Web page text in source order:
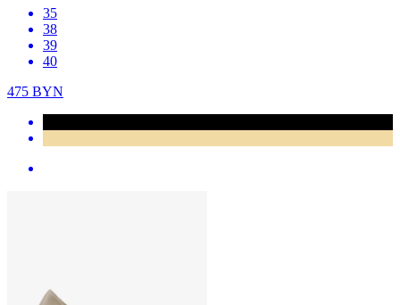
35
38
39
40
475 BYN